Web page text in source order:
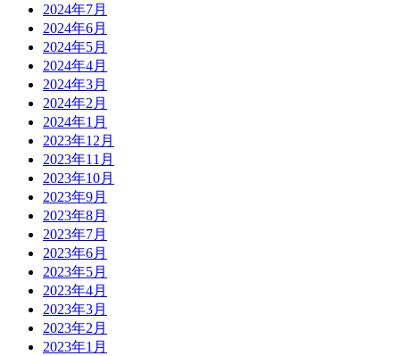
2024年7月
2024年6月
2024年5月
2024年4月
2024年3月
2024年2月
2024年1月
2023年12月
2023年11月
2023年10月
2023年9月
2023年8月
2023年7月
2023年6月
2023年5月
2023年4月
2023年3月
2023年2月
2023年1月